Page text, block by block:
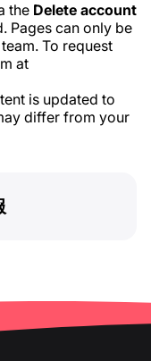
the Delete account
Pages can only be
To request
at
is updated to
differ from your